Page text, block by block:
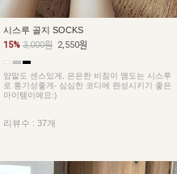
시스루 골지 SOCKS
15% 3,000원 2,550원
양말도 센스있게, 은은한 비침이 맴도는 시스루
로 통기성좋게- 심심한 코디에 완성시키기 좋은
아이템이예요:)
리뷰수 : 37개